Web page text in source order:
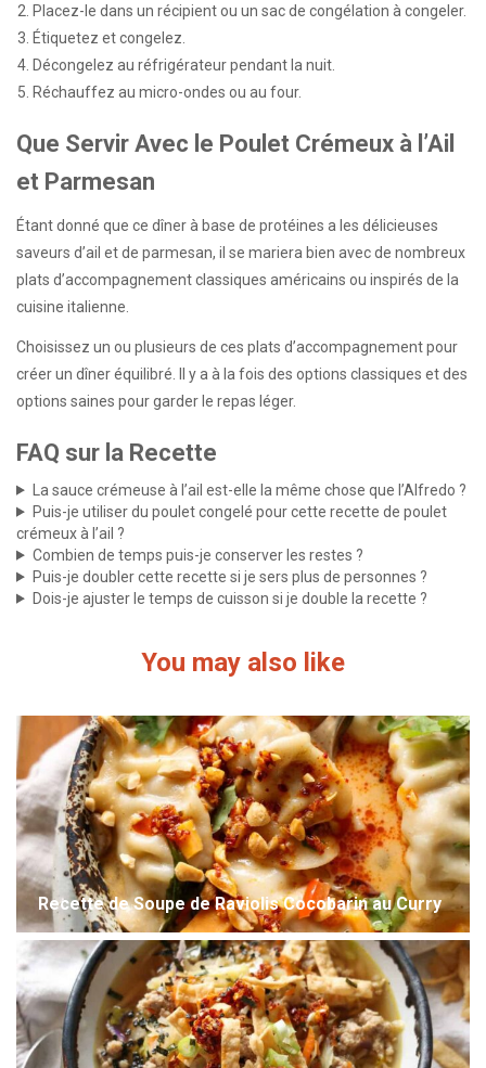
Placez-le dans un récipient ou un sac de congélation à congeler.
Étiquetez et congelez.
Décongelez au réfrigérateur pendant la nuit.
Réchauffez au micro-ondes ou au four.
Que Servir Avec le Poulet Crémeux à l’Ail
et Parmesan
Étant donné que ce dîner à base de protéines a les délicieuses
saveurs d’ail et de parmesan, il se mariera bien avec de nombreux
plats d’accompagnement classiques américains ou inspirés de la
cuisine italienne.
Choisissez un ou plusieurs de ces plats d’accompagnement pour
créer un dîner équilibré. Il y a à la fois des options classiques et des
options saines pour garder le repas léger.
FAQ sur la Recette
La sauce crémeuse à l’ail est-elle la même chose que l’Alfredo ?
Puis-je utiliser du poulet congelé pour cette recette de poulet
crémeux à l’ail ?
Combien de temps puis-je conserver les restes ?
Puis-je doubler cette recette si je sers plus de personnes ?
Dois-je ajuster le temps de cuisson si je double la recette ?
You may also like
Recette de Soupe de Raviolis Cocobarin au Curry